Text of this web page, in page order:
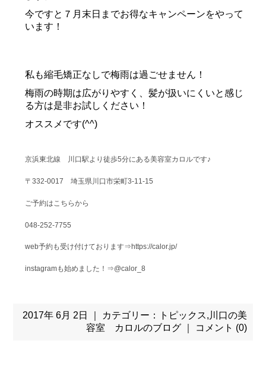
今ですと７月末日までお得なキャンペーンをやって
います！
私も縮毛矯正なしで梅雨は過ごせません！
梅雨の時期は広がりやすく、髪が扱いにくいと感じ
る方は是非お試しください！
オススメです(^^)
京浜東北線 川口駅より徒歩5分にある美容室カロルです♪
〒332-0017 埼玉県川口市栄町3-11-15
ご予約はこちらから
048-252-7755
web予約も受け付けております⇒https://calor.jp/
instagramも始めました！⇒@calor_8
2017年 6月 2日 ｜ カテゴリー： トピックス, 川口の美
容室 カロルのブログ｜ コメント (0)